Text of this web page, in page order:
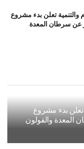
تعلن بدء مشروع
عن سرطان المعدة
تعلن بدء مشروع
المعدة والقولون